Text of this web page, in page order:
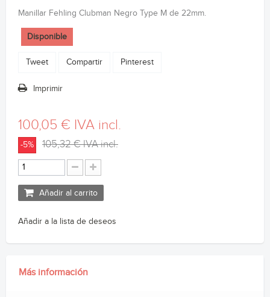
Manillar Fehling Clubman Negro Type M de 22mm.
Disponible
Tweet Compartir Pinterest
Imprimir
100,05 € IVA incl.
-5% 105,32 €IVA incl.
Añadir al carrito
Añadir a la lista de deseos
Más información